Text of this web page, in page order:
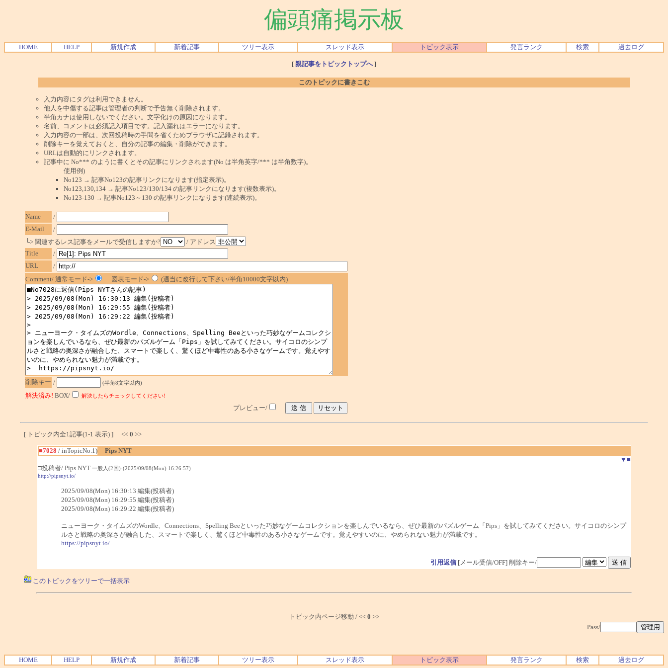
偏頭痛掲示板
HOME HELP 新規作成 新着記事 ツリー表示 スレッド表示 トピック表示 発言ランク 検索 過去ログ
[ 親記事をトピックトップへ]
このトピックに書きこむ
入力内容にタグは利用できません。
他人を中傷する記事は管理者の判断で予告無く削除されます。
半角カナは使用しないでください。文字化けの原因になります。
名前、コメントは必須記入項目です。記入漏れはエラーになります。
入力内容の一部は、次回投稿時の手間を省くためブラウザに記録されます。
削除キーを覚えておくと、自分の記事の編集・削除ができます。
URLは自動的にリンクされます。
記事中に No*** のように書くとその記事にリンクされます(No は半角英字/*** は半角数字)。
使用例)
No123 → 記事No123の記事リンクになります(指定表示)。
No123,130,134 → 記事No123/130/134 の記事リンクになります(複数表示)。
No123-130 → 記事No123～130 の記事リンクになります(連続表示)。
Name
/
E-Mail
/
└> 関連するレス記事をメールで受信しますか?
/ アドレス
Title
/
URL
/
Comment/ 通常モード->
図表モード-> (適当に改行して下さい/半角10000文字以内)
削除キー / (半角8文字以内)
解決済み! BOX/ 解決したらチェックしてください!
プレビュー/
[ トピック内全1記事(1-1 表示) ] << 0 >>
■7028 / inTopicNo.1)
Pips NYT
▼ ■
□投稿者/ Pips NYT 一般人(2回)-(2025/09/08(Mon) 16:26:57)
http://pipsnyt.io/
2025/09/08(Mon) 16:30:13 編集(投稿者)
2025/09/08(Mon) 16:29:55 編集(投稿者)
2025/09/08(Mon) 16:29:22 編集(投稿者)
ニューヨーク・タイムズのWordle、Connections、Spelling Beeといった巧妙なゲームコレクションを楽しんでいるなら、ぜひ最新のパズルゲーム「Pips」を試してみてください。サイコロのシンプ
ルさと戦略の奥深さが融合した、スマートで楽しく、驚くほど中毒性のある小さなゲームです。覚えやすいのに、やめられない魅力が満載です。
https://pipsnyt.io/
引用返信[メール受信/OFF] 削除キー/
このトピックをツリーで一括表示
トピック内ページ移動 / << 0 >>
Pass/
HOME HELP 新規作成 新着記事 ツリー表示 スレッド表示 トピック表示 発言ランク 検索 過去ログ